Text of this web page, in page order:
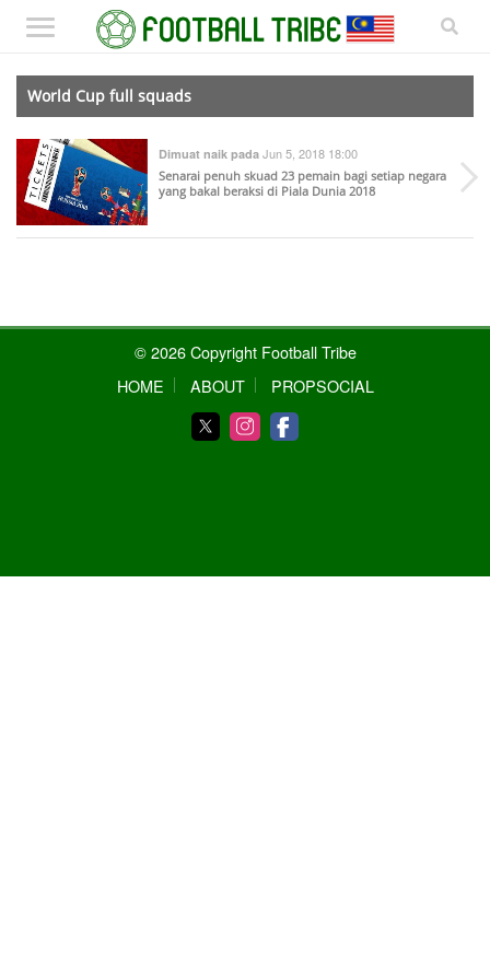
World Cup full squads
Dimuat naik pada Jun 5, 2018 18:00
Senarai penuh skuad 23 pemain bagi setiap negara
yang bakal beraksi di Piala Dunia 2018
© 2026 Copyright Football Tribe
HOME
ABOUT PROPSOCIAL